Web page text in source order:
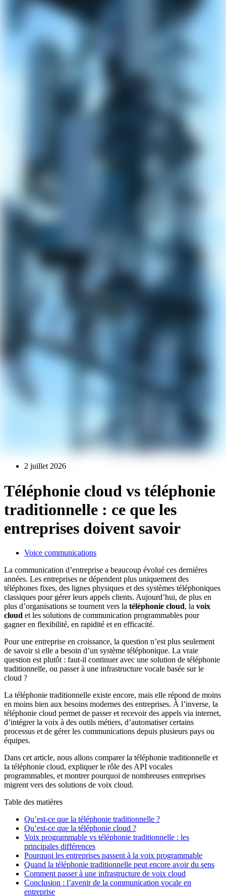
2 juillet 2026
Téléphonie cloud vs téléphonie
traditionnelle : ce que les
entreprises doivent savoir
Voice communications
La communication d’entreprise a beaucoup évolué ces dernières
années. Les entreprises ne dépendent plus uniquement des
téléphones fixes, des lignes physiques et des systèmes téléphoniques
classiques pour gérer leurs appels clients. Aujourd’hui, de plus en
plus d’organisations se tournent vers la téléphonie cloud, la voix
cloud et les solutions de communication programmables pour
gagner en flexibilité, en rapidité et en efficacité.
Pour une entreprise en croissance, la question n’est plus seulement
de savoir si elle a besoin d’un système téléphonique. La vraie
question est plutôt : faut-il continuer avec une solution de téléphonie
traditionnelle, ou passer à une infrastructure vocale basée sur le
cloud ?
La téléphonie traditionnelle existe encore, mais elle répond de moins
en moins bien aux besoins modernes des entreprises. À l’inverse, la
téléphonie cloud permet de passer et recevoir des appels via internet,
d’intégrer la voix à des outils métiers, d’automatiser certains
processus et de gérer les communications depuis plusieurs pays ou
équipes.
Dans cet article, nous allons comparer la téléphonie traditionnelle et
la téléphonie cloud, expliquer le rôle des API vocales
programmables, et montrer pourquoi de nombreuses entreprises
migrent vers des solutions de voix cloud.
Table des matières
Qu’est-ce que la téléphonie traditionnelle ?
Qu’est-ce que la téléphonie cloud ?
Voix programmable vs téléphonie traditionnelle : les
principales différences
Pourquoi les entreprises passent à la voix programmable
Quand la téléphonie traditionnelle peut encore avoir du sens
Comment passer à une infrastructure de voix cloud
Conclusion : l’avenir de la communication vocale en
entreprise